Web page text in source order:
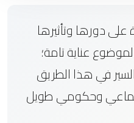
على دورها وتأثيرها
عناية تامة؛
في هذا الطريق
وحكومي طويل